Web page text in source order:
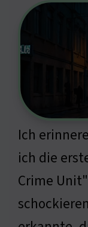
Ich
ich die
Crime